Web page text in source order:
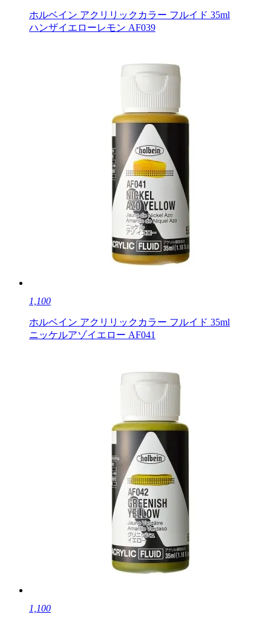
ホルベイン アクリリックカラー フルイド 35ml
ハンザイエローレモン AF039
1,100
ホルベイン アクリリックカラー フルイド 35ml
ニッケルアゾイエロー AF041
1,100